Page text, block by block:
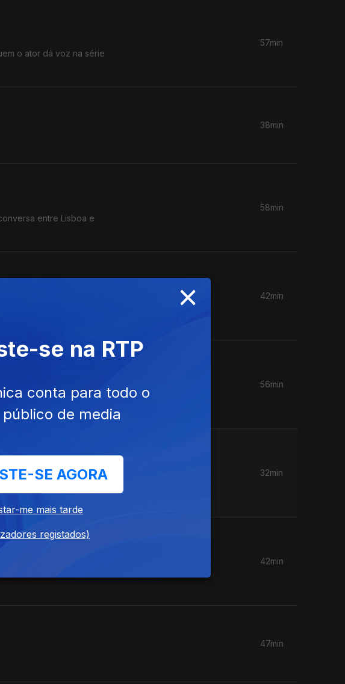
57min
38min
entre Lisboa e
58min
as lutas, a "Carta
42min
que estamos a viver um
a embarcar num
56min
para a RTP. Uma
32min
histórias são muitas, e
42min
47min
×
se na RTP
conta para todo o
de media
SE AGORA
me mais tarde
registados)